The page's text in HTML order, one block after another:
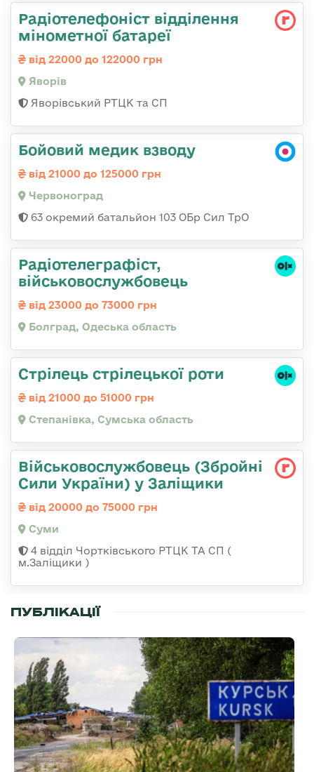
Радіотелефоніст відділення
мінометної батареї
від 22000 до 122000 грн
Яворів
Яворівський РТЦК та СП
Бойовий медик взводу
від 21000 до 125000 грн
Червоноград
63 окремий батальйон 103 ОБр Сил ТрО
Радіотелеграфіст,
військовослужбовець
від 23000 до 73000 грн
Болград, Одеська область
Стрілець стрілецької роти
від 21000 до 51000 грн
Степанівка, Сумська область
Військовослужбовець (Збройні
Сили України) у Заліщики
від 20000 до 75000 грн
Суми
4 відділ Чортківського РТЦК ТА СП (
м.Заліщики )
ПУБЛІКАЦІЇ